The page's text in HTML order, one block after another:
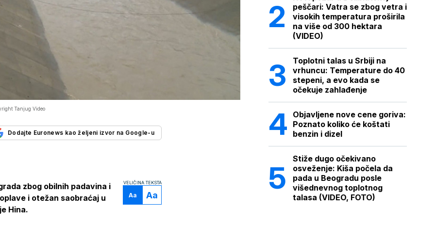
Tanjug Video
Dodajte Euronews kao željeni izvor na Google-u
VELIČINA TEKSTA
Aa Aa
zbog obilnih padavina i
i otežan saobraćaj u
Hina.
peščari: Vatra se zbog vetra i
visokih temperatura proširila
na više od 300 hektara
(VIDEO)
Toplotni talas u Srbiji na
vrhuncu: Temperature do 40
stepeni, a evo kada se
očekuje zahlađenje
Objavljene nove cene goriva:
Poznato koliko će koštati
benzin i dizel
Stiže dugo očekivano
osveženje: Kiša počela da
pada u Beogradu posle
višednevnog toplotnog
talasa (VIDEO, FOTO)